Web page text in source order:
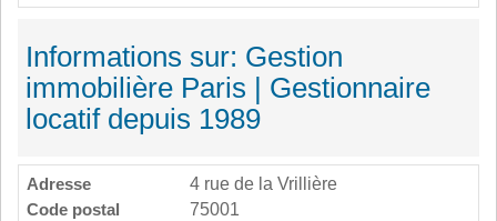
Informations sur: Gestion
immobilière Paris | Gestionnaire
locatif depuis 1989
Adresse
4 rue de la Vrillière
Code postal
75001